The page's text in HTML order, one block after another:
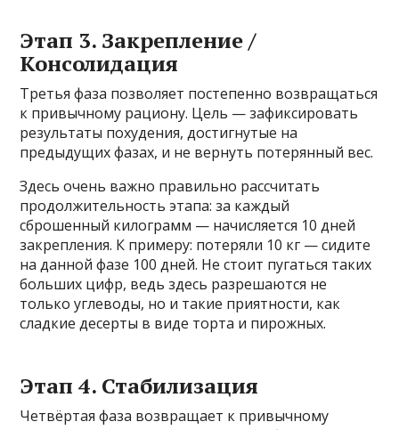
Этап 3. Закрепление /
Консолидация
Третья фаза позволяет постепенно возвращаться
к привычному рациону. Цель — зафиксировать
результаты похудения, достигнутые на
предыдущих фазах, и не вернуть потерянный вес.
Здесь очень важно правильно рассчитать
продолжительность этапа: за каждый
сброшенный килограмм — начисляется 10 дней
закрепления. К примеру: потеряли 10 кг — сидите
на данной фазе 100 дней. Не стоит пугаться таких
больших цифр, ведь здесь разрешаются не
только углеводы, но и такие приятности, как
сладкие десерты в виде торта и пирожных.
Этап 4. Стабилизация
Четвёртая фаза возвращает к привычному